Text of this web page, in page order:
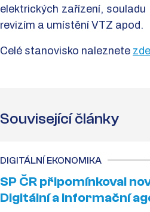
elektrických zařízení,
revizím a umístění VTZ apod.
Celé stanovisko naleznete zde
Související články
DIGITÁLNÍ EKONOMIKA
SP ČR připomínkoval
Digitální a informační